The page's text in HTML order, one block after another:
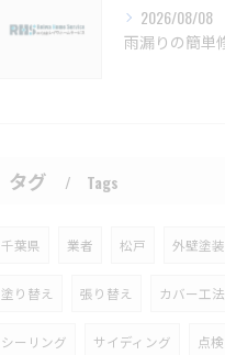
2026/08/08
タグ Tags
千葉県 業者 松戸 外壁塗装
塗り替え 張り替え カバー工法
シーリング サイディング 点検